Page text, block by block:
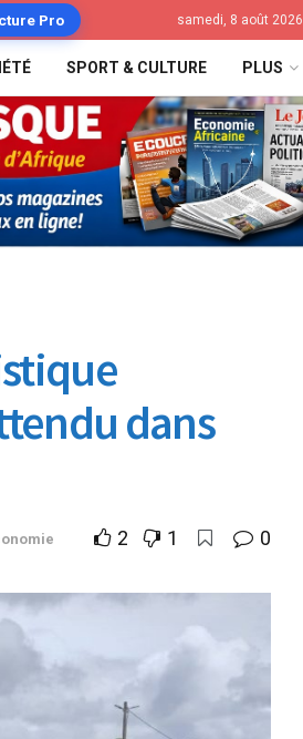
Pro samedi, 8 août 2026
SPORT & CULTURE PLUS
dans
2 1 0